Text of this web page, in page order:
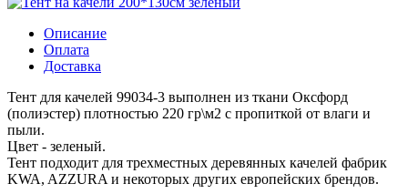
Описание
Оплата
Доставка
Тент для качелей 99034-3 выполнен из ткани Оксфорд
(полиэстер) плотностью 220 гр\м2 с пропиткой от влаги и
пыли.
Цвет - зеленый.
Тент подходит для трехместных деревянных качелей фабрик
KWA, AZZURA и некоторых других европейских брендов.